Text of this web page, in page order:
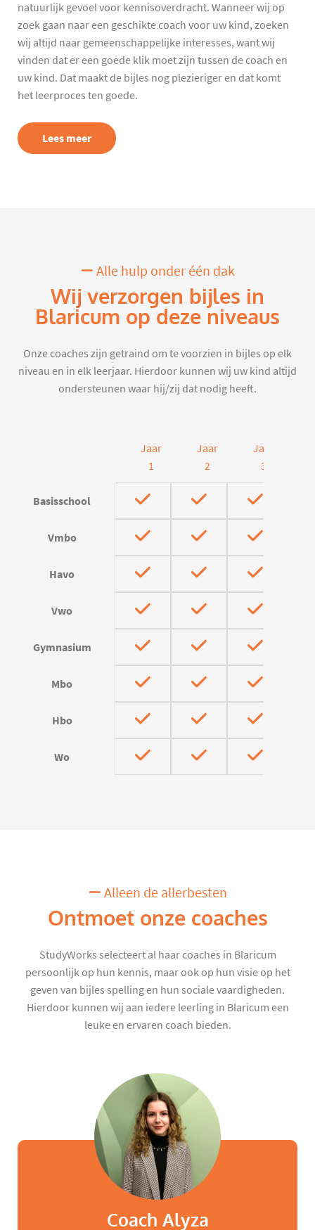
natuurlijk gevoel voor kennisoverdracht. Wanneer wij op
zoek gaan naar een geschikte coach voor uw kind, zoeken
wij altijd naar gemeenschappelijke interesses, want wij
vinden dat er een goede klik moet zijn tussen de coach en
uw kind. Dat maakt de bijles nog plezieriger en dat komt
het leerproces ten goede.
Lees meer
Alle hulp onder één dak
Wij verzorgen bijles in
Blaricum op deze niveaus
Onze coaches zijn getraind om te voorzien in bijles op elk
niveau en in elk leerjaar. Hierdoor kunnen wij uw kind altijd
ondersteunen waar hij/zij dat nodig heeft.
Jaar
1
Jaar
2
Jaar
3
Basisschool
Vmbo
Havo
Vwo
Gymnasium
Mbo
Hbo
Wo
Alleen de allerbesten
Ontmoet onze coaches
StudyWorks selecteert al haar coaches in Blaricum
persoonlijk op hun kennis, maar ook op hun visie op het
geven van bijles spelling en hun sociale vaardigheden.
Hierdoor kunnen wij aan iedere leerling in Blaricum een
leuke en ervaren coach bieden.
Coach Alyza